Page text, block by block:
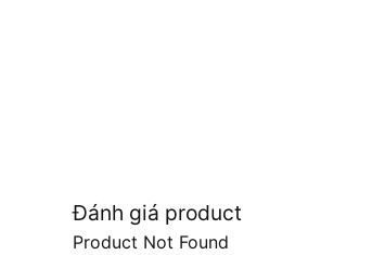
Đánh giá product
Product Not Found